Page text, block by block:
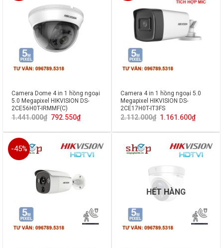
Camera Dome 4 in 1 hồng ngoại
5.0 Megapixel HIKVISION DS-
2CE56H0T-IRMMF(C)
1.441.000₫ Giá
792.550₫Giá
hiện
792.550₫.
Camera 4 in 1 hồng ngoại 5.0
Megapixel HIKVISION DS-
2CE17H0T-IT3FS
2.112.000₫ Giá
1.161.600₫Giá
hiện
-45%
HẾT HÀNG